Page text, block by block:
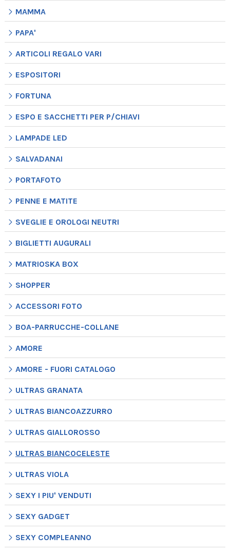
MAMMA
PAPA'
ARTICOLI REGALO VARI
ESPOSITORI
FORTUNA
ESPO E SACCHETTI PER P/CHIAVI
LAMPADE LED
SALVADANAI
PORTAFOTO
PENNE E MATITE
SVEGLIE E OROLOGI NEUTRI
BIGLIETTI AUGURALI
MATRIOSKA BOX
SHOPPER
ACCESSORI FOTO
BOA-PARRUCCHE-COLLANE
AMORE
AMORE - FUORI CATALOGO
ULTRAS GRANATA
ULTRAS BIANCOAZZURRO
ULTRAS GIALLOROSSO
ULTRAS BIANCOCELESTE
ULTRAS VIOLA
SEXY I PIU' VENDUTI
SEXY GADGET
SEXY COMPLEANNO